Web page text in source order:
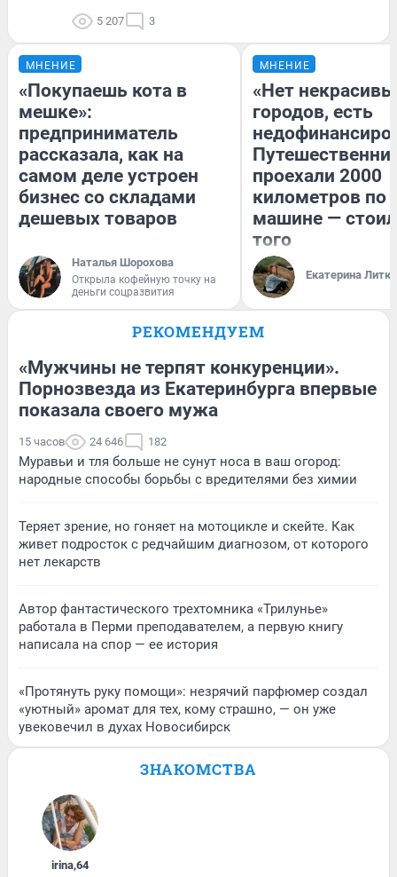
5 207 3
МНЕНИЕ
«Покупаешь кота в
мешке»:
предприниматель
рассказала, как на
самом деле устроен
бизнес со складами
дешевых товаров
Наталья Шорохова
Открыла кофейную точку на
деньги соцразвития
МНЕНИЕ
«Нет
городов, есть
проехали 2000
километров по
машине —
того
Екатерина
РЕКОМЕНДУЕМ
«Мужчины не терпят конкуренции».
Порнозвезда из Екатеринбурга впервые
показала своего мужа
15 часов 24 646 182
Муравьи и тля больше не сунут носа в ваш огород:
народные способы борьбы с вредителями без химии
Теряет зрение, но гоняет на мотоцикле и скейте. Как
живет подросток с редчайшим диагнозом, от которого
нет лекарств
Автор фантастического трехтомника «Трилунье»
работала в Перми преподавателем, а первую книгу
написала на спор — ее история
«Протянуть руку помощи»: незрячий парфюмер создал
«уютный» аромат для тех, кому страшно, — он уже
увековечил в духах Новосибирск
ЗНАКОМСТВА
irina,64